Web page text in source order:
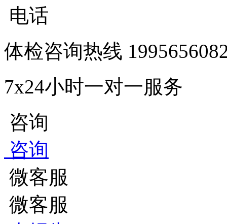
电话
体检咨询热线
7x24小时一对一服务
咨询
咨询
微客服
微客服